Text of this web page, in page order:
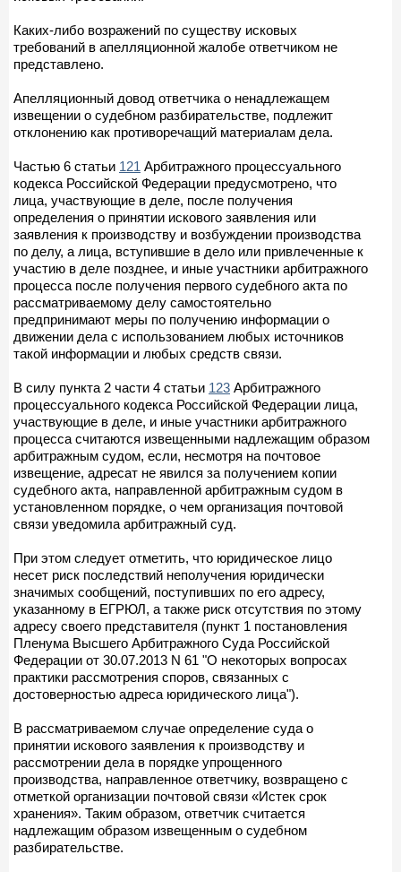
Каких-либо возражений по существу исковых
требований в апелляционной жалобе ответчиком не
представлено.
Апелляционный довод ответчика о ненадлежащем
извещении о судебном разбирательстве, подлежит
отклонению как противоречащий материалам дела.
Частью 6 статьи 121 Арбитражного процессуального
кодекса Российской Федерации предусмотрено, что
лица, участвующие в деле, после получения
определения о принятии искового заявления или
заявления к производству и возбуждении производства
по делу, а лица, вступившие в дело или привлеченные к
участию в деле позднее, и иные участники арбитражного
процесса после получения первого судебного акта по
рассматриваемому делу самостоятельно
предпринимают меры по получению информации о
движении дела с использованием любых источников
такой информации и любых средств связи.
В силу пункта 2 части 4 статьи 123 Арбитражного
процессуального кодекса Российской Федерации лица,
участвующие в деле, и иные участники арбитражного
процесса считаются извещенными надлежащим образом
арбитражным судом, если, несмотря на почтовое
извещение, адресат не явился за получением копии
судебного акта, направленной арбитражным судом в
установленном порядке, о чем организация почтовой
связи уведомила арбитражный суд.
При этом следует отметить, что юридическое лицо
несет риск последствий неполучения юридически
значимых сообщений, поступивших по его адресу,
указанному в ЕГРЮЛ, а также риск отсутствия по этому
адресу своего представителя (пункт 1 постановления
Пленума Высшего Арбитражного Суда Российской
Федерации от 30.07.2013 N 61 "О некоторых вопросах
практики рассмотрения споров, связанных с
достоверностью адреса юридического лица").
В рассматриваемом случае определение суда о
принятии искового заявления к производству и
рассмотрении дела в порядке упрощенного
производства, направленное ответчику, возвращено с
отметкой организации почтовой связи «Истек срок
хранения». Таким образом, ответчик считается
надлежащим образом извещенным о судебном
разбирательстве.